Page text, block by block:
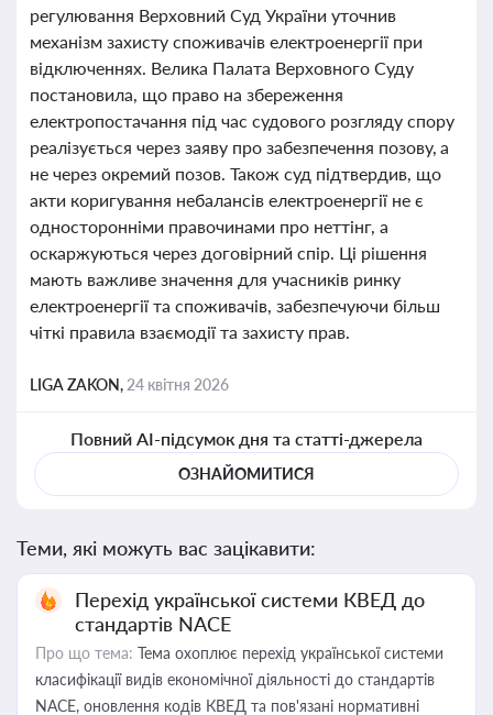
регулювання Верховний Суд України уточнив
механізм захисту споживачів електроенергії при
відключеннях. Велика Палата Верховного Суду
постановила, що право на збереження
електропостачання під час судового розгляду спору
реалізується через заяву про забезпечення позову, а
не через окремий позов. Також суд підтвердив, що
акти коригування небалансів електроенергії не є
односторонніми правочинами про неттінг, а
оскаржуються через договірний спір. Ці рішення
мають важливе значення для учасників ринку
електроенергії та споживачів, забезпечуючи більш
чіткі правила взаємодії та захисту прав.
LIGA ZAKON, 24 квітня 2026
Повний AI-підсумок дня та статті-джерела
ОЗНАЙОМИТИСЯ
Теми, які можуть вас зацікавити:
Перехід української системи КВЕД до
стандартів NACE
Про що тема: Тема охоплює перехід української системи
класифікації видів економічної діяльності до стандартів
NACE, оновлення кодів КВЕД та пов'язані нормативні